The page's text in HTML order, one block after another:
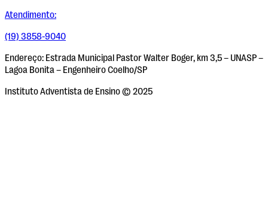
Atendimento:
(19) 3858-9040
Endereço: Estrada Municipal Pastor Walter Boger, km 3,5 – UNASP –
Lagoa Bonita – Engenheiro Coelho/SP
Instituto Adventista de Ensino © 2025